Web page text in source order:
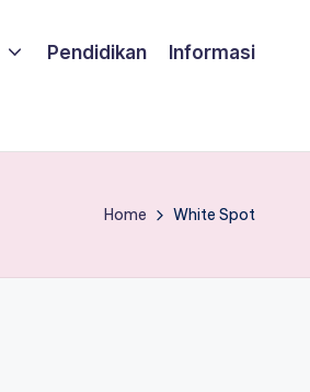
Pendidikan Informasi
Home White Spot